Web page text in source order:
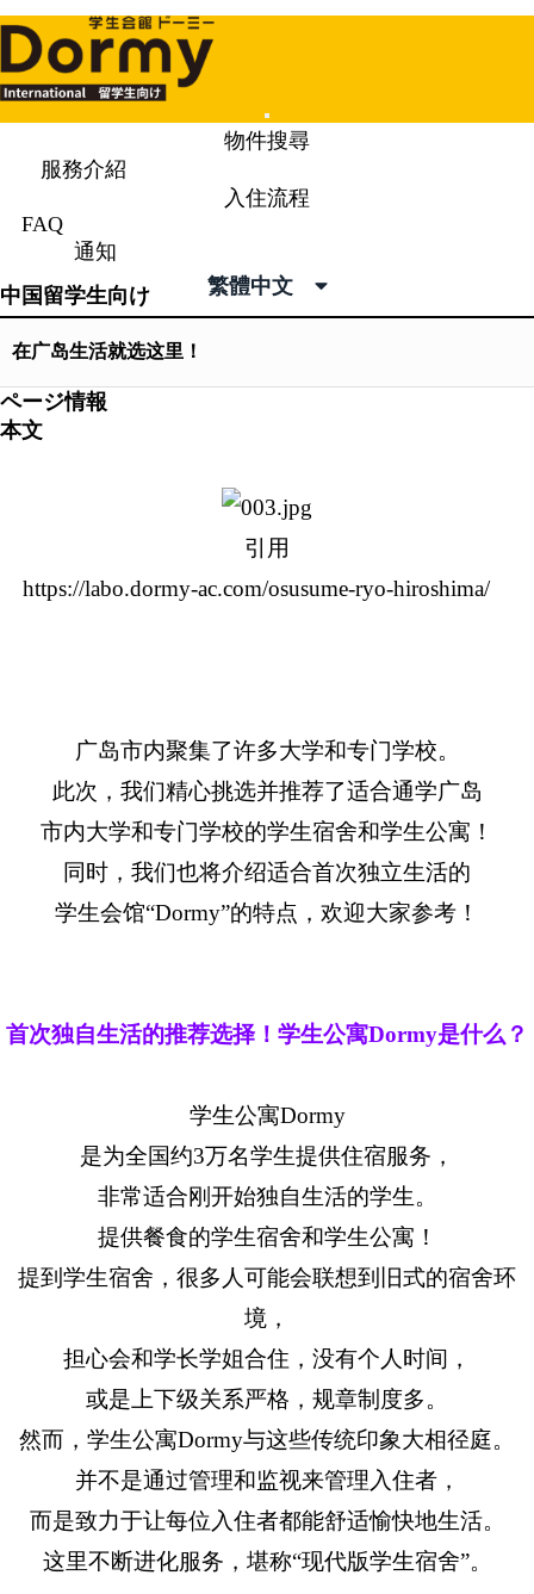
Mobile
Menu
物件搜尋
服務介紹
入住流程
FAQ
通知
繁體中文
通知
中国留学生向け
在广岛生活就选这里！
ページ情報
本文
引用
https://labo.dormy-ac.com/osusume-ryo-hiroshima/
广岛市内聚集了许多大学和专门学校。
此次，我们精心挑选并推荐了适合通学广岛
市内大学和专门学校的学生宿舍和学生公寓！
同时，我们也将介绍适合首次独立生活的
学生会馆“Dormy”的特点，欢迎大家参考！
首次独自生活的推荐选择！学生公寓Dormy是什么？
学生公寓Dormy
是为全国约3万名学生提供住宿服务，
非常适合刚开始独自生活的学生。
提供餐食的学生宿舍和学生公寓！
提到学生宿舍，很多人可能会联想到旧式的宿舍环
境，
担心会和学长学姐合住，没有个人时间，
或是上下级关系严格，规章制度多。
然而，学生公寓Dormy与这些传统印象大相径庭。
并不是通过管理和监视来管理入住者，
而是致力于让每位入住者都能舒适愉快地生活。
这里不断进化服务，堪称“现代版学生宿舍”。